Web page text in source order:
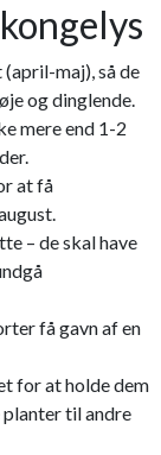
maj), så de
og dinglende.
mere end 1-2
at få
– de skal have
få gavn af en
for at holde dem
til andre